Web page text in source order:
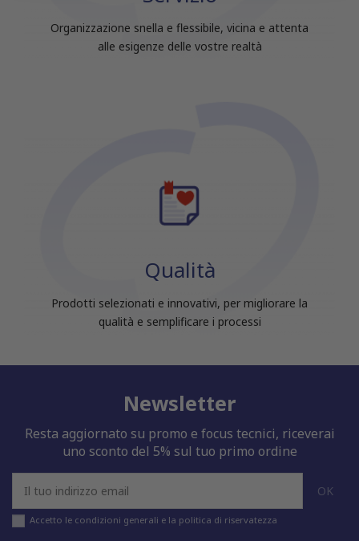
raccolto dal tuo utilizzo dei loro servizi.
Organizzazione snella e flessibile, vicina e attenta
alle esigenze delle vostre realtà
Qualità
Prodotti selezionati e innovativi, per migliorare la
qualità e semplificare i processi
Newsletter
Resta aggiornato su promo e focus tecnici, riceverai
uno sconto del 5% sul tuo primo ordine
Accetto le condizioni generali e la politica di riservatezza